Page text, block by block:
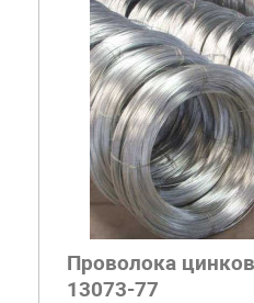
Проволока
13073-77